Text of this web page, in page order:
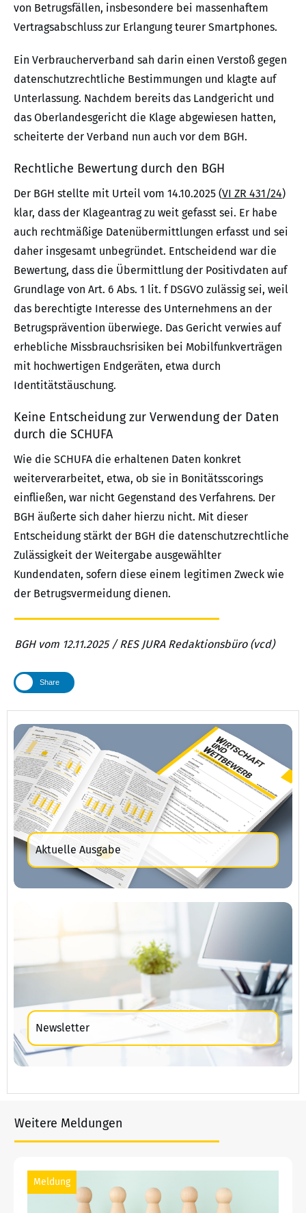
von Betrugsfällen, insbesondere bei massenhaftem
Vertragsabschluss zur Erlangung teurer Smartphones.
Ein Verbraucherverband sah darin einen Verstoß gegen
datenschutzrechtliche Bestimmungen und klagte auf
Unterlassung. Nachdem bereits das Landgericht und
das Oberlandesgericht die Klage abgewiesen hatten,
scheiterte der Verband nun auch vor dem BGH.
Rechtliche Bewertung durch den BGH
Der BGH stellte mit Urteil vom 14.10.2025 (VI ZR 431/24)
klar, dass der Klageantrag zu weit gefasst sei. Er habe
auch rechtmäßige Datenübermittlungen erfasst und sei
daher insgesamt unbegründet. Entscheidend war die
Bewertung, dass die Übermittlung der Positivdaten auf
Grundlage von Art. 6 Abs. 1 lit. f DSGVO zulässig sei, weil
das berechtigte Interesse des Unternehmens an der
Betrugsprävention überwiege. Das Gericht verwies auf
erhebliche Missbrauchsrisiken bei Mobilfunkverträgen
mit hochwertigen Endgeräten, etwa durch
Identitätstäuschung.
Keine Entscheidung zur Verwendung der Daten
durch die SCHUFA
Wie die SCHUFA die erhaltenen Daten konkret
weiterverarbeitet, etwa, ob sie in Bonitätsscorings
einfließen, war nicht Gegenstand des Verfahrens. Der
BGH äußerte sich daher hierzu nicht. Mit dieser
Entscheidung stärkt der BGH die datenschutzrechtliche
Zulässigkeit der Weitergabe ausgewählter
Kundendaten, sofern diese einem legitimen Zweck wie
der Betrugsvermeidung dienen.
BGH vom 12.11.2025 / RES JURA Redaktionsbüro (vcd)
Share
Aktuelle Ausgabe
Newsletter
Weitere Meldungen
Meldung